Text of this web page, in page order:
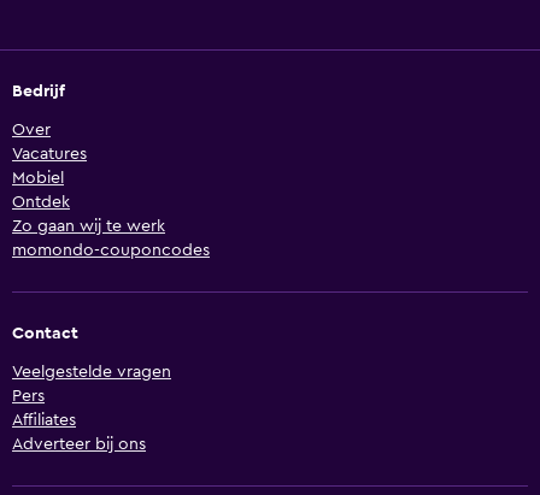
Bedrijf
Over
Vacatures
Mobiel
Ontdek
Zo gaan wij te werk
momondo-couponcodes
Contact
Veelgestelde vragen
Pers
Affiliates
Adverteer bij ons